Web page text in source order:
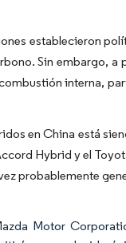
establecieron
Sin embargo,
interna,
en China está
Hybrid y el
probablemente
Motor